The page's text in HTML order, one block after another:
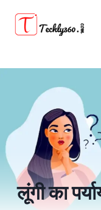
लूंगी का